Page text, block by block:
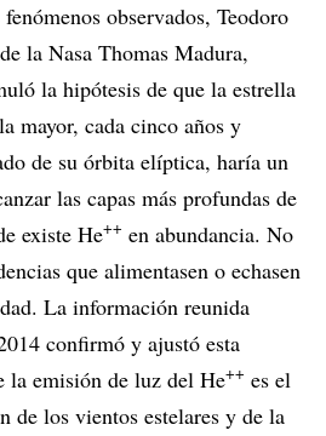
observados, Teodoro
la Nasa Thomas Madura,
la hipótesis de que la estrella
mayor, cada cinco años y
de su órbita elíptica, haría un
las capas más profundas de
existe He++ en abundancia. No
que alimentasen o echasen
La información reunida
confirmó y ajustó esta
la emisión de luz del He++ es el
de los vientos estelares y de la